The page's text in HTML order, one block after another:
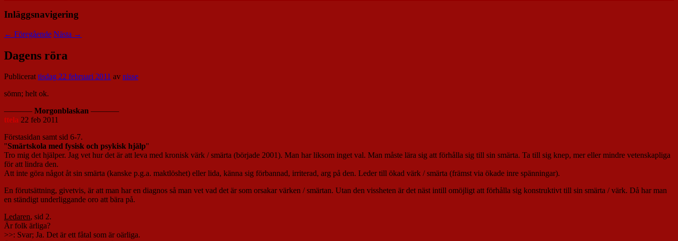
Inläggsnavigering
← Föregående Nästa →
Dagens röra
Publicerattisdag 22 februari 2011 av nisse
sömn; helt ok.
———– Morgonblaskan ———–
ttela 22 feb 2011
Förstasidan samt sid 6-7.
"Smärtskola med fysisk och psykisk hjälp"
Tro mig det hjälper. Jag vet hur det är att leva med kronisk värk / smärta (började 2001). Man har liksom inget val. Man måste lära sig att förhålla sig till sin smärta. Ta till sig knep, mer eller mindre vetenskapliga
för att lindra den.
Att inte göra något åt sin smärta (kanske p.g.a. maktlöshet) eller lida, känna sig förbannad, irriterad, arg på den. Leder till ökad värk / smärta (främst via ökade inre spänningar).
En förutsättning, givetvis, är att man har en diagnos så man vet vad det är som orsakar värken / smärtan. Utan den vissheten är det näst intill omöjligt att förhålla sig konstruktivt till sin smärta / värk. Då har man
en ständigt underliggande oro att bära på.
Ledaren, sid 2.
Är folk ärliga?
>>: Svar; Ja. Det är ett fåtal som är oärliga.